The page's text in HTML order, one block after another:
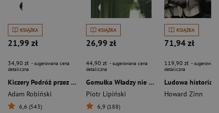
KSIĄŻKA
21,99 zł
34,90 zł - sugerowana cena
detaliczna
Kiczery Podróż przez Bieszczady
Adam Robiński
6,6 (543)
KSIĄŻKA
26,99 zł
44,90 zł - sugerowana cena
detaliczna
Gomułka Władzy nie oddamy
Piotr Lipiński
6,9 (188)
KSIĄŻKA
71,94 zł
119,90 zł -
detaliczna
Howard Zinn